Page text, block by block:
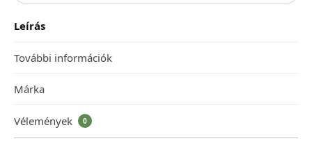
Leírás
További információk
Márka
Vélemények 0